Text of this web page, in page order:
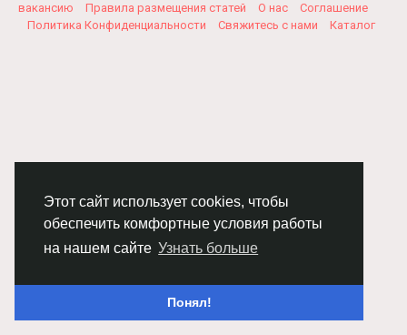
Этот сайт использует cookies, чтобы
обеспечить комфортные условия работы
на нашем сайте Узнать больше
Понял!
вакансию
Правила размещения статей О нас
Соглашение
Политика Конфиденциальности
Свяжитесь с нами Каталог